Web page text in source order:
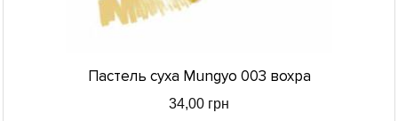
Пастель суха Mungyo 003 вохра
34,00 грн